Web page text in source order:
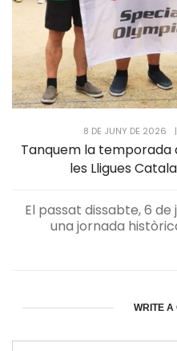
8 DE JUNY DE 2026 |
Tanquem la temporada
les Lligues
El passat dissabte, 6
una jornada
WRITE A